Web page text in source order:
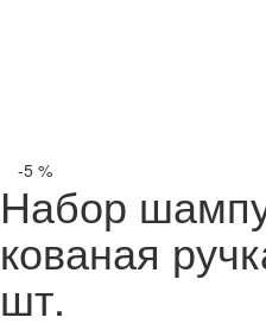
-5 %
Набор
кованая
шт.